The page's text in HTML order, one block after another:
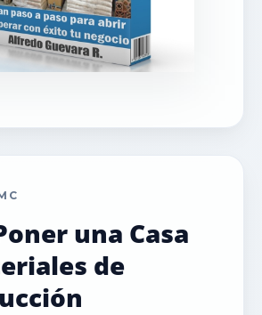
una Casa
de